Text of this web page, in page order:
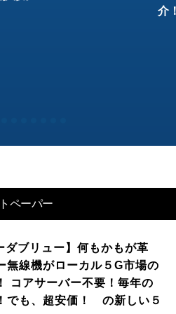
介
ペーパー
ダブリュー】何もかもが革
無線機がローカル５G市場の
コアサーバー不要！毎年の
でも、超安価！ の新しい５